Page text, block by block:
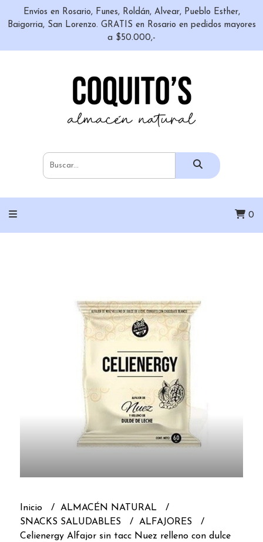
Envíos en Rosario, Funes, Roldán, Alvear, Pueblo Esther,
Baigorria, San Lorenzo. GRATIS en Rosario en pedidos mayores
a $50.000,-
0
Inicio
ALMACÉN NATURAL
SNACKS SALUDABLES
ALFAJORES
Celienergy Alfajor sin tacc Nuez relleno con dulce